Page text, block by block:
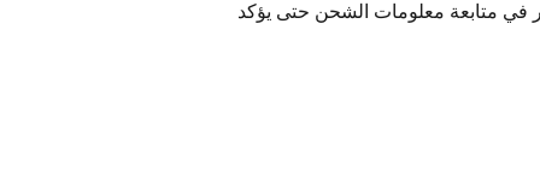
في متابعة معلومات الشحن حتى يؤكد